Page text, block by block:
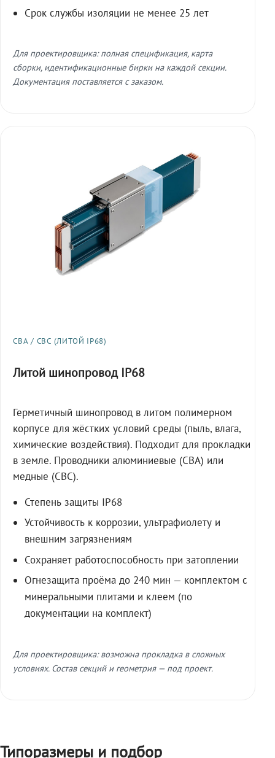
Срок службы изоляции не менее 25 лет
Для проектировщика: полная спецификация, карта
сборки, идентификационные бирки на каждой секции.
Документация поставляется с заказом.
СВА / СВС (ЛИТОЙ IP68)
Литой шинопровод IP68
Герметичный шинопровод в литом полимерном
корпусе для жёстких условий среды (пыль, влага,
химические воздействия). Подходит для прокладки
в земле. Проводники алюминиевые (СВА) или
медные (СВС).
Степень защиты IP68
Устойчивость к коррозии, ультрафиолету и
внешним загрязнениям
Сохраняет работоспособность при затоплении
Огнезащита проёма до 240 мин — комплектом с
минеральными плитами и клеем (по
документации на комплект)
Для проектировщика: возможна прокладка в сложных
условиях. Состав секций и геометрия — под проект.
Типоразмеры и подбор